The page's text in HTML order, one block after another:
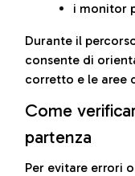
i monitor
Durante il
consente di
corretto e le aree
Come
partenza
Per evitare errori